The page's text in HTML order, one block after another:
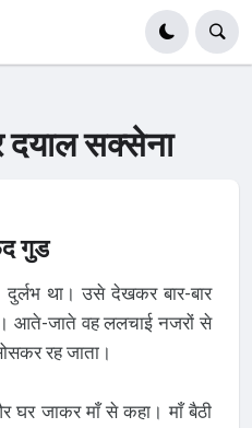
सक्सेना
गुड
था। उसे देखकर बार-बार
आते-जाते वह ललचाई नजरों से
रह जाता।
घर जाकर माँ से कहा। माँ बैठी